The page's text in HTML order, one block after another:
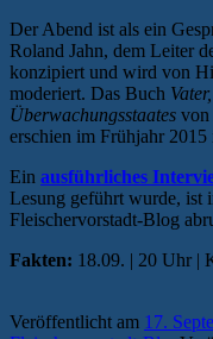
Der Abend ist als ein
Roland Jahn, dem Leiter
konzipiert und wird von
moderiert. Das Buch
Überwachungsstaates von
erschien im Frühjahr
Ein ausführliches
Lesung geführt wurde, ist
Fleischervorstadt-Blog
Fakten: 18.09. | 20 Uhr |
Veröffentlicht am 17.